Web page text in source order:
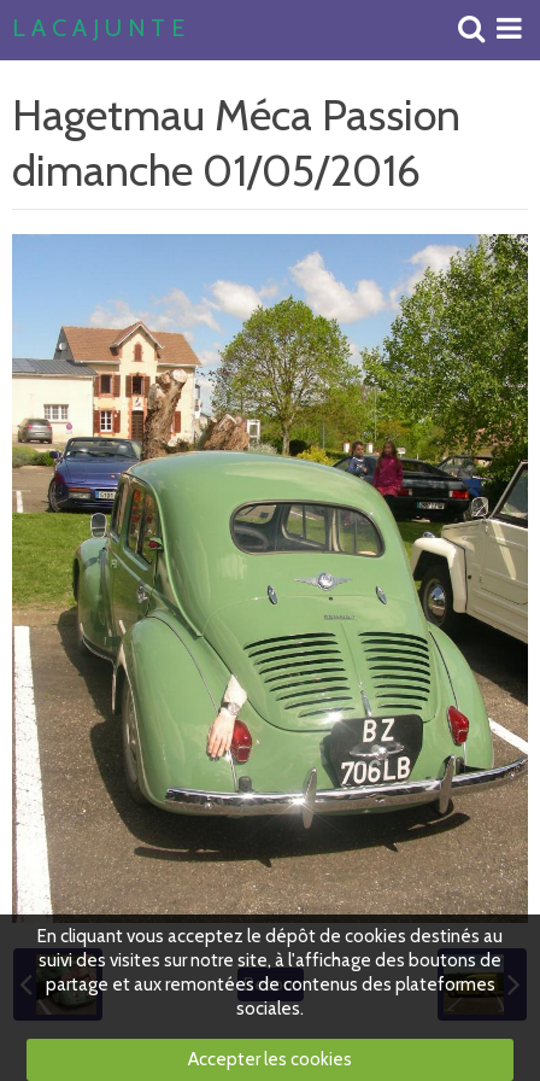
L A C A J U N T E
Accueil
Livre d'or
Album Photos
Hagetmau Méca Passion
dimanche 01/05/2016
Retour
En cliquant vous acceptez le dépôt de cookies destinés au
suivi des visites sur notre site, à l'affichage des boutons de
partage et aux remontées de contenus des plateformes
sociales.
Accepter les cookies